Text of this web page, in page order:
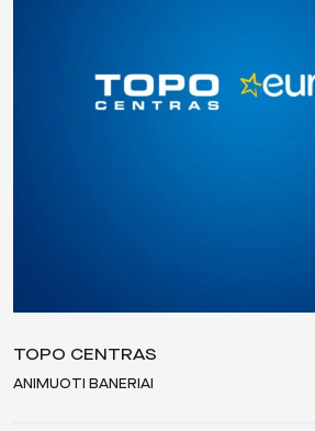
TOPO CENTRAS
ANIMUOTI BANERIAI